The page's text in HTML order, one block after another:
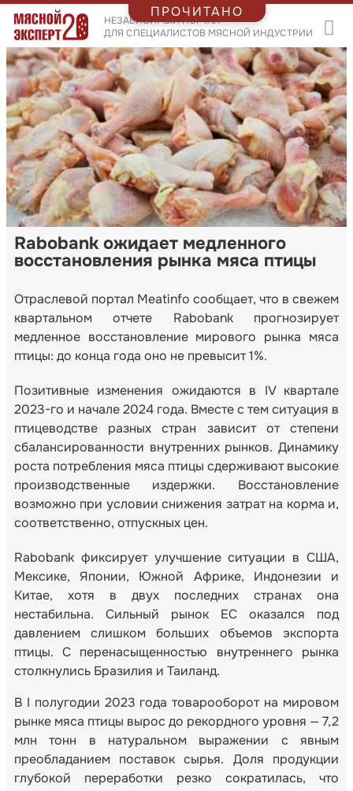
НЕЗАВИСИМЫЙ ПОРТАЛ
ДЛЯ СПЕЦИАЛИСТОВ МЯСНОЙ ИНДУСТРИИ
Rabobank ожидает медленного
восстановления рынка мяса птицы
Отраслевой портал Meatinfo сообщает, что в свежем
квартальном отчете Rabobank прогнозирует
медленное восстановление мирового рынка мяса
птицы: до конца года оно не превысит 1%.
Позитивные изменения ожидаются в IV квартале
2023-го и начале 2024 года. Вместе с тем ситуация в
птицеводстве разных стран зависит от степени
сбалансированности внутренних рынков. Динамику
роста потребления мяса птицы сдерживают высокие
производственные издержки. Восстановление
возможно при условии снижения затрат на корма и,
соответственно, отпускных цен.
Rabobank фиксирует улучшение ситуации в США,
Мексике, Японии, Южной Африке, Индонезии и
Китае, хотя в двух последних странах она
нестабильна. Сильный рынок ЕС оказался под
давлением слишком больших объемов экспорта
птицы. С перенасыщенностью внутреннего рынка
столкнулись Бразилия и Таиланд.
В I полугодии 2023 года товарооборот на мировом
рынке мяса птицы вырос до рекордного уровня — 7,2
млн тонн в натуральном выражении с явным
преобладанием поставок сырья. Доля продукции
глубокой переработки резко сократилась, что
ПРОЧИТАНО